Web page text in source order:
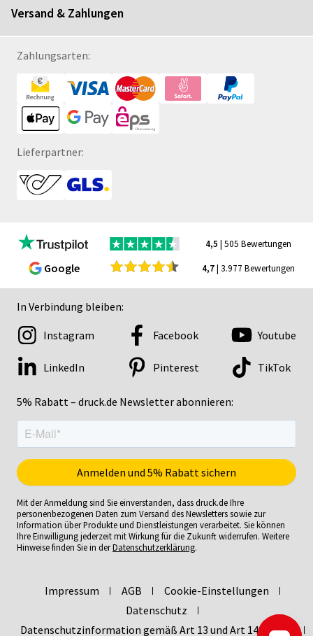
Versand & Zahlungen
Zahlungsarten:
Lieferpartner:
4,5 | 505 Bewertungen
Google 4,7| 3.977 Bewertungen
In Verbindung bleiben:
5% Rabatt – druck.de Newsletter abonnieren:
Instagram Facebook Youtube
LinkedIn Pinterest TikTok
Mit der Anmeldung sind Sie einverstanden, dass druck.de Ihre
personenbezogenen Daten zum Versand des Newsletters sowie zur
Information über Produkte und Dienstleistungen verarbeitet. Sie können
Ihre Einwilligung jederzeit mit Wirkung für die Zukunft widerrufen. Weitere
Hinweise finden Sie in derDatenschutzerklärung.
Impressum AGB
Cookie-Einstellungen
Datenschutz
Datenschutzinformation gemäß Art 13 und Art 14 DSGVO